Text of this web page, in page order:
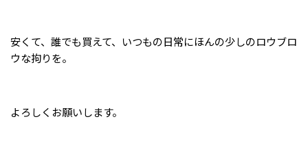
安くて、誰でも買えて、いつもの日常にほんの少しのロウブロ
ウな拘りを。
よろしくお願いします。